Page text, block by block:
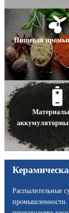
Пищевая
Распылительные